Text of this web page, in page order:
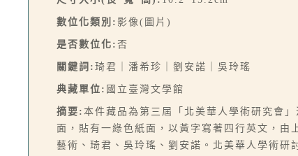
數位化類別: 影像(圖片)
是否數位化: 否
關鍵詞: 琦君｜潘希珍｜劉安諾｜吳玲瑤
典藏單位: 國立臺灣文學館
摘要: 本件藏品為第三屆「北美華人學術研究會
面，貼有一綠色紙面，以黃字寫著四行英文，
藝術、琦君、吳玲瑤、劉安諾。北美華人學術